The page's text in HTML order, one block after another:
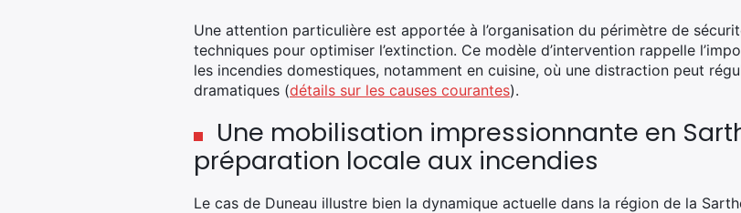
Une attention particulière est apportée à l’organisation du périmètre de
techniques pour optimiser l’extinction. Ce modèle d’intervention rappelle
les incendies domestiques, notamment en cuisine, où une distraction peut
dramatiques (détails sur les causes courantes).
Une mobilisation impressionnante en
préparation locale aux incendies
Le cas de Duneau illustre bien la dynamique actuelle dans la région de la